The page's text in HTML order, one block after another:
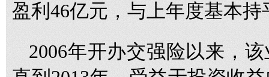
盈利46亿元，与上年度基本持
2006年开办交强险以来，